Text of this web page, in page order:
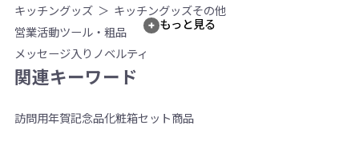
キッチングッズ
キッチングッズその他
営業活動ツール・粗品
メッセージ入りノベルティ
もっと見る
関連キーワード
訪問用年賀記念品化粧箱セット商品